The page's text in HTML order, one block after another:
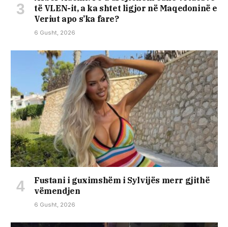
të VLEN-it, a ka shtet ligjor në Maqedoninë e
Veriut apo s’ka fare?
6 Gusht, 2026
Fustani i guximshëm i Sylvijës merr gjithë
vëmendjen
6 Gusht, 2026